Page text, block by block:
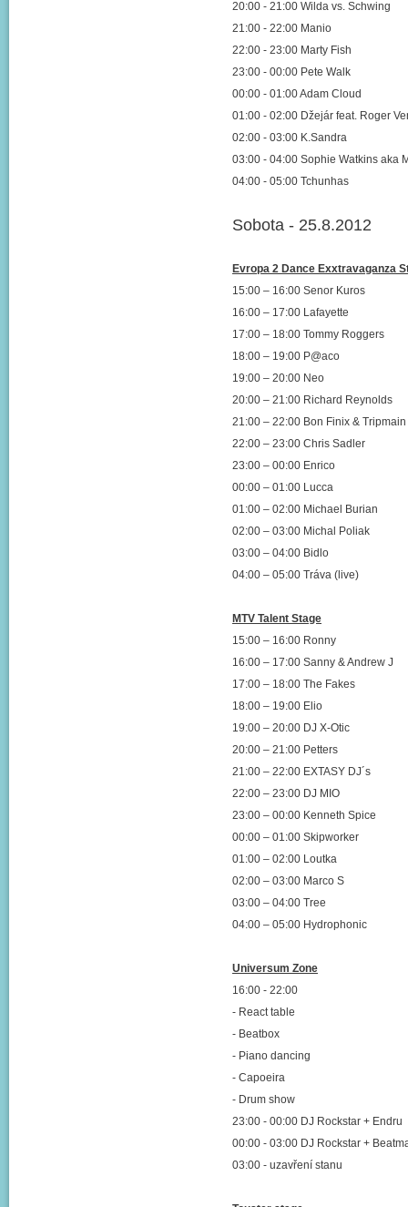
20:00 - 21:00 Wilda vs. Schwing
21:00 - 22:00 Manio
22:00 - 23:00 Marty Fish
23:00 - 00:00 Pete Walk
00:00 - 01:00 Adam Cloud
01:00 - 02:00 Džejár feat. Roger
02:00 - 03:00 K.Sandra
03:00 - 04:00 Sophie Watkins aka
04:00 - 05:00 Tchunhas
Sobota - 25.8.2012
Evropa 2 Dance Exxtravaganza
15:00 – 16:00 Senor Kuros
16:00 – 17:00 Lafayette
17:00 – 18:00 Tommy Roggers
18:00 – 19:00 P@aco
19:00 – 20:00 Neo
20:00 – 21:00 Richard Reynolds
21:00 – 22:00 Bon Finix & Tripmain
22:00 – 23:00 Chris Sadler
23:00 – 00:00 Enrico
00:00 – 01:00 Lucca
01:00 – 02:00 Michael Burian
02:00 – 03:00 Michal Poliak
03:00 – 04:00 Bidlo
04:00 – 05:00 Tráva (live)
MTV Talent Stage
15:00 – 16:00 Ronny
16:00 – 17:00 Sanny & Andrew J
17:00 – 18:00 The Fakes
18:00 – 19:00 Elio
19:00 – 20:00 DJ X-Otic
20:00 – 21:00 Petters
21:00 – 22:00 EXTASY DJ´s
22:00 – 23:00 DJ MIO
23:00 – 00:00 Kenneth Spice
00:00 – 01:00 Skipworker
01:00 – 02:00 Loutka
02:00 – 03:00 Marco S
03:00 – 04:00 Tree
04:00 – 05:00 Hydrophonic
Universum Zone
16:00 - 22:00
- React table
- Beatbox
- Piano dancing
- Capoeira
- Drum show
23:00 - 00:00 DJ Rockstar + Endru
00:00 - 03:00 DJ Rockstar +
03:00 - uzavření stanu